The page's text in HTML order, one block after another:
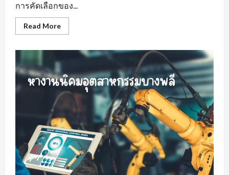
การคัดเลือกของ...
Read MoreRead
more
ที่
ของ
พฤติกรรม
คน
หา
พนักงาน
ขาย
สร้าง
ความ
พึง
พอใจ
ให้
แก่
องค์กร